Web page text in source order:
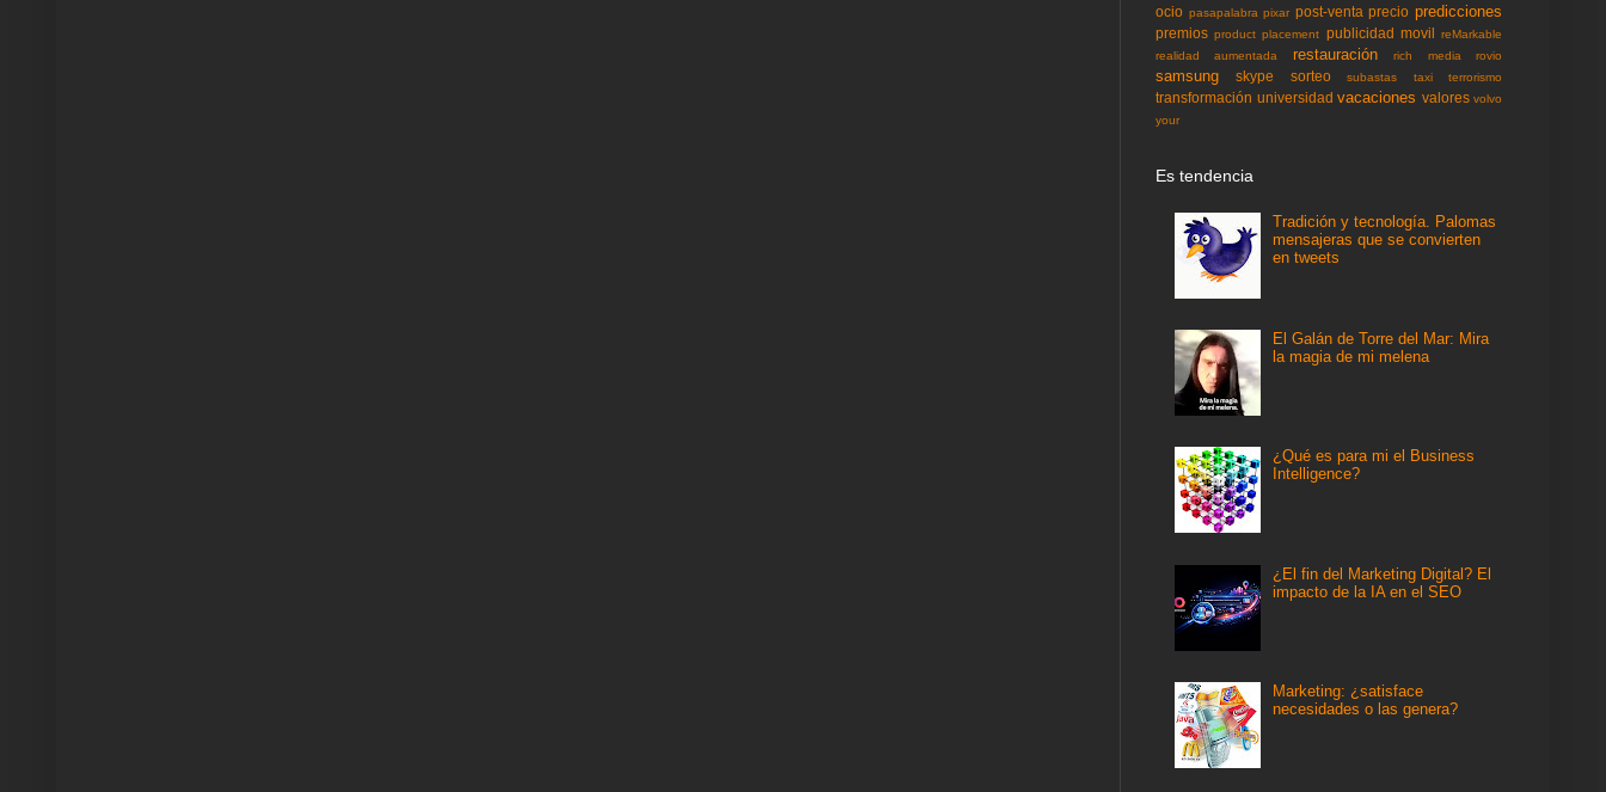
ocio pasapalabra pixar post-venta precio predicciones
premios product placement publicidad movil reMarkable
realidad aumentada
restauración rich media rovio
samsung skype sorteo subastas taxi terrorismo
transformación universidad vacaciones valores volvo
your
Es tendencia
Tradición y tecnología. Palomas
mensajeras que se convierten
en tweets
El Galán de Torre del Mar: Mira
la magia de mi melena
¿Qué es para mi el Business
Intelligence?
¿El fin del Marketing Digital? El
impacto de la IA en el SEO
Marketing: ¿satisface
necesidades o las genera?